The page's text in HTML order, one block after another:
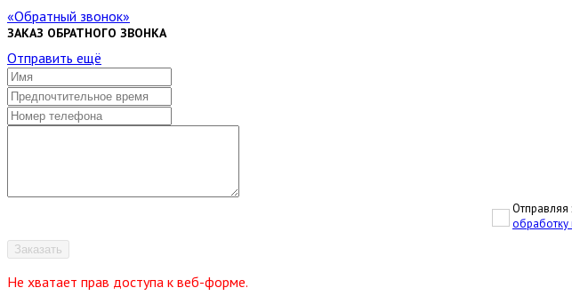
Обратный звонок
ЗАКАЗ ОБРАТНОГО ЗВОНКА
Отправить ещё
Отправляя
Заказать
Не хватает прав доступа к веб-форме.